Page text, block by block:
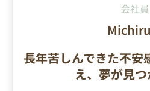
会社員
長年苦しんできた不安
え、夢が見つ